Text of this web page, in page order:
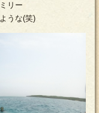
リー
うな(笑)